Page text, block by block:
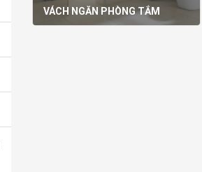
VÁCH NGĂN PHÒNG TẮM